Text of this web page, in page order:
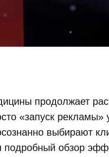
продолжает
«запуск
выбирают
обзор